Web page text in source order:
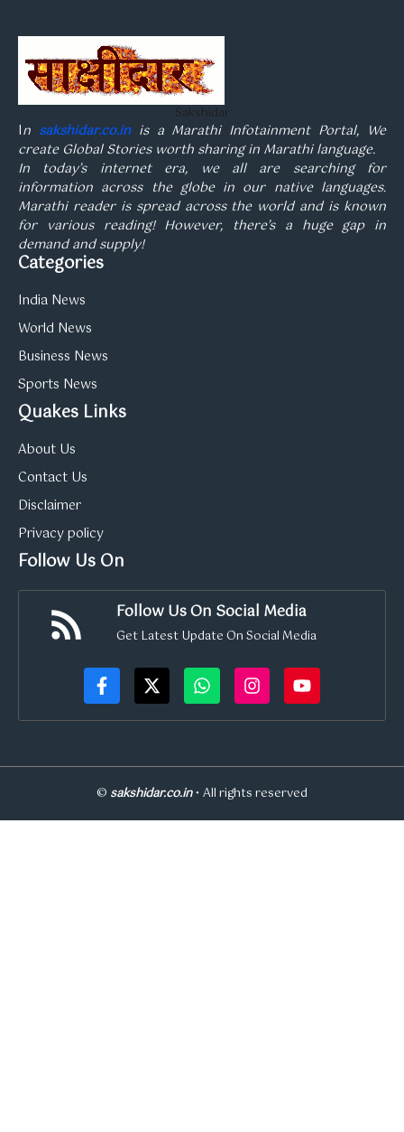
Sakshidar
In sakshidar.co.inis a Marathi Infotainment Portal, We
create Global Stories worth sharing in Marathi language.
In today’s internet era, we all are searching for
information across the globe in our native languages.
Marathi reader is spread across the world and is known
for various reading! However, there’s a huge gap in
demand and supply!
Categories
India News
World News
Business News
Sports News
Quakes Links
About Us
Contact Us
Disclaimer
Privacy policy
Follow Us On
Follow Us On Social Media
Get Latest Update On Social Media
© sakshidar.co.in• All rights reserved